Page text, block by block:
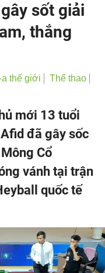
sốt giải
thắng
thế giới
Thể thao
mới 13 tuổi
đã gây sốc
Cổ
vánh tại trận
quốc tế